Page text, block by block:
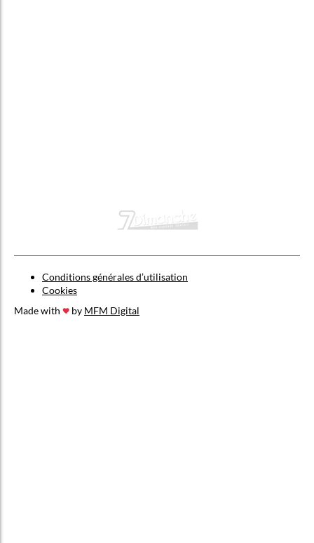
Conditions générales d’utilisation
Cookies
Made with
by MFM Digital